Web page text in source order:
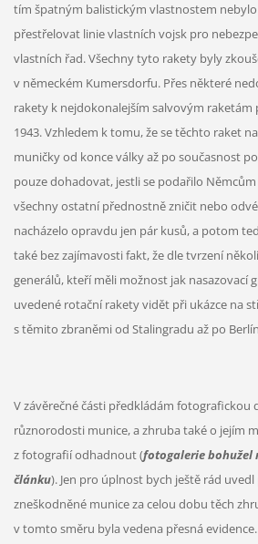
tím špatným balistickým vlastnostem
přestřelovat linie vlastních vojsk pro
vlastních řad. Všechny tyto rakety byly
v německém Kumersdorfu. Přes některé
rakety k nejdokonalejším salvovým raketám
1943. Vzhledem k tomu, že se těchto raket
muničky od konce války až po současnost
pouze dohadovat, jestli se podařilo
všechny ostatní přednostně zničit nebo
nacházelo opravdu jen pár kusů, a potom
také bez zajímavosti fakt, že dle tvrzení
generálů, kteří měli možnost jak nasazovací
uvedené rotační rakety vidět při ukázce na
s těmito zbraněmi od Stalingradu až po
V závěrečné části předkládám fotografickou
různorodosti munice, a zhruba také o jejím
z fotografií odhadnout (fotogalerie bohužel
článku). Jen pro úplnost bych ještě rád
zneškodněné munice za celou dobu těch
v tomto směru byla vedena přesná evidence.